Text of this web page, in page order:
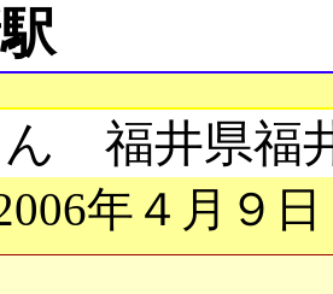
福井県福
年４月９日